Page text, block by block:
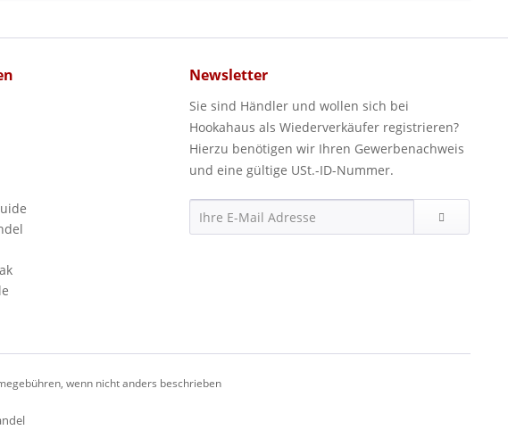
Newsletter
Sie sind Händler und wollen sich bei
Hookahaus als Wiederverkäufer registrieren?
Hierzu benötigen wir Ihren Gewerbenachweis
und eine gültige USt.-ID-Nummer.
wenn nicht anders beschrieben